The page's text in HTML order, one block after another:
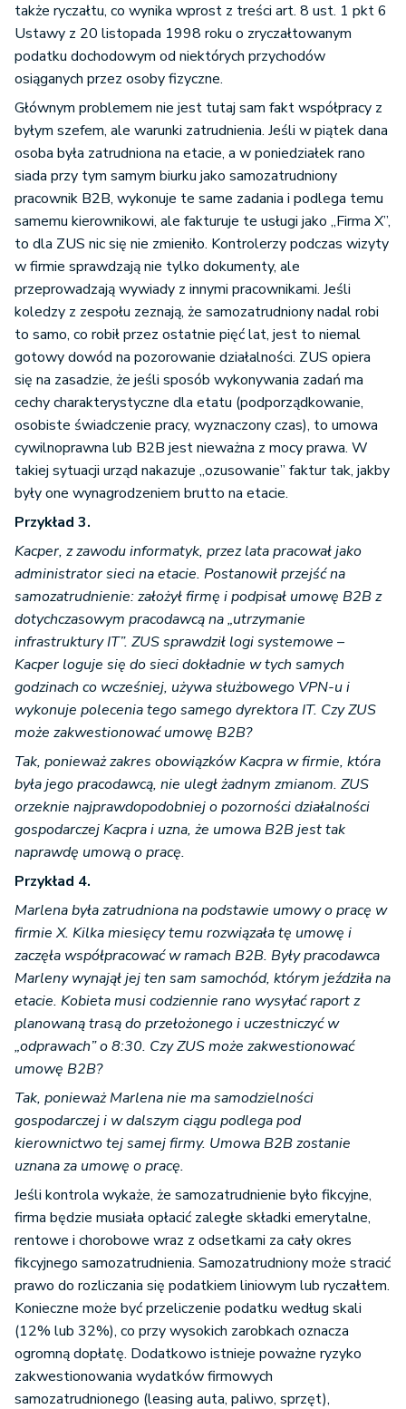
także ryczałtu, co wynika wprost z treści art. 8 ust. 1 pkt 6
Ustawy z 20 listopada 1998 roku o zryczałtowanym
podatku dochodowym od niektórych przychodów
osiąganych przez osoby fizyczne.
Głównym problemem nie jest tutaj sam fakt współpracy z
byłym szefem, ale warunki zatrudnienia. Jeśli w piątek dana
osoba była zatrudniona na etacie, a w poniedziałek rano
siada przy tym samym biurku jako samozatrudniony
pracownik B2B, wykonuje te same zadania i podlega temu
samemu kierownikowi, ale fakturuje te usługi jako „Firma X”,
to dla ZUS nic się nie zmieniło. Kontrolerzy podczas wizyty
w firmie sprawdzają nie tylko dokumenty, ale
przeprowadzają wywiady z innymi pracownikami. Jeśli
koledzy z zespołu zeznają, że samozatrudniony nadal robi
to samo, co robił przez ostatnie pięć lat, jest to niemal
gotowy dowód na pozorowanie działalności. ZUS opiera
się na zasadzie, że jeśli sposób wykonywania zadań ma
cechy charakterystyczne dla etatu (podporządkowanie,
osobiste świadczenie pracy, wyznaczony czas), to umowa
cywilnoprawna lub B2B jest nieważna z mocy prawa. W
takiej sytuacji urząd nakazuje „ozusowanie” faktur tak, jakby
były one wynagrodzeniem brutto na etacie.
Przykład 3.
Kacper, z zawodu informatyk, przez lata pracował jako
administrator sieci na etacie. Postanowił przejść na
samozatrudnienie: założył firmę i podpisał umowę B2B z
dotychczasowym pracodawcą na „utrzymanie
infrastruktury IT”. ZUS sprawdził logi systemowe –
Kacper loguje się do sieci dokładnie w tych samych
godzinach co wcześniej, używa służbowego VPN-u i
wykonuje polecenia tego samego dyrektora IT. Czy ZUS
może zakwestionować umowę B2B?
Tak, ponieważ zakres obowiązków Kacpra w firmie, która
była jego pracodawcą, nie uległ żadnym zmianom. ZUS
orzeknie najprawdopodobniej o pozorności działalności
gospodarczej Kacpra i uzna, że umowa B2B jest tak
naprawdę umową o pracę.
Przykład 4.
Marlena była zatrudniona na podstawie umowy o pracę w
firmie X. Kilka miesięcy temu rozwiązała tę umowę i
zaczęła współpracować w ramach B2B. Były pracodawca
Marleny wynajął jej ten sam samochód, którym jeździła na
etacie. Kobieta musi codziennie rano wysyłać raport z
planowaną trasą do przełożonego i uczestniczyć w
„odprawach” o 8:30. Czy ZUS może zakwestionować
umowę B2B?
Tak, ponieważ Marlena nie ma samodzielności
gospodarczej i w dalszym ciągu podlega pod
kierownictwo tej samej firmy. Umowa B2B zostanie
uznana za umowę o pracę.
Jeśli kontrola wykaże, że samozatrudnienie było fikcyjne,
firma będzie musiała opłacić zaległe składki emerytalne,
rentowe i chorobowe wraz z odsetkami za cały okres
fikcyjnego samozatrudnienia. Samozatrudniony może stracić
prawo do rozliczania się podatkiem liniowym lub ryczałtem.
Konieczne może być przeliczenie podatku według skali
(12% lub 32%), co przy wysokich zarobkach oznacza
ogromną dopłatę. Dodatkowo istnieje poważne ryzyko
zakwestionowania wydatków firmowych
samozatrudnionego (leasing auta, paliwo, sprzęt),